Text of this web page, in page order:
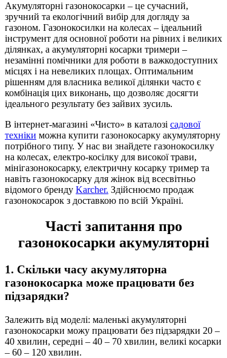
Акумуляторні газонокосарки – це сучасний,
зручний та екологічний вибір для догляду за
газоном. Газонокосилки на колесах – ідеальний
інструмент для основної роботи на рівних і великих
ділянках, а акумуляторні косарки тримери –
незамінні помічники для роботи в важкодоступних
місцях і на невеликих площах. Оптимальним
рішенням для власника великої ділянки часто є
комбінація цих виконань, що дозволяє досягти
ідеального результату без зайвих зусиль.
В інтернет-магазині «Чисто» в каталозі садової
техніки можна купити газонокосарку акумуляторну
потрібного типу. У нас ви знайдете газонокосилку
на колесах, електро-косілку для високої трави,
мінігазонокосарку, електричну косарку тример та
навіть газонокосарку для жінок від всесвітньо
відомого бренду Karcher. Здійснюємо продаж
газонокосарок з доставкою по всій Україні.
Часті запитання про
газонокосарки акумуляторні
1. Скільки часу акумуляторна
газонокосарка може працювати без
підзарядки?
Залежить від моделі: маленькі акумуляторні
газонокосарки можу працювати без підзарядки 20 –
40 хвилин, середні – 40 – 70 хвилин, великі косарки
– 60 – 120 хвилин.